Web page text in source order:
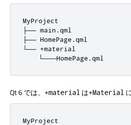
MyProject
├── main.qml
├── HomePage.qml
└── +material
    └───HomePage.qml
Qt 6 では、 +material は+Material
MyProject